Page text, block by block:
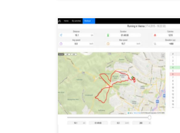
Die MeeRun App ist eine Sports Tracking
durch Benutzerfreundlichkeit,
Betriebssystemkompatibilität